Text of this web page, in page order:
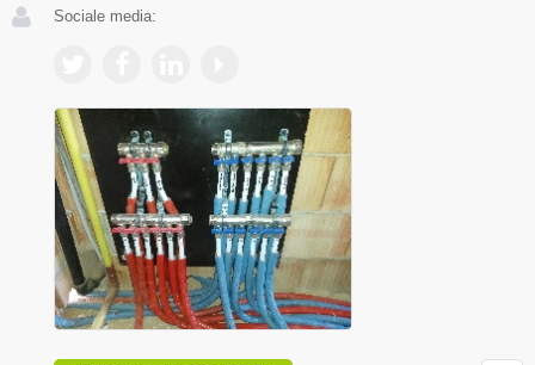
Sociale media: